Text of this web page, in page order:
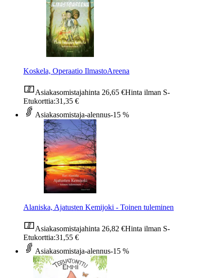
Koskela, Operaatio IlmastoAreena
Asiakasomistajahinta 26,65 €Hinta ilman S-
Etukorttia:31,35 €
Asiakasomistaja-alennus-15 %
Alaniska, Ajatusten Kemijoki - Toinen tuleminen
Asiakasomistajahinta 26,82 €Hinta ilman S-
Etukorttia:31,55 €
Asiakasomistaja-alennus-15 %